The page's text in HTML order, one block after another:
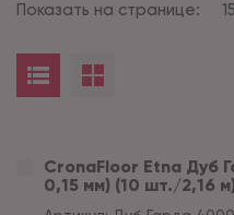
Показать на странице: 15
CronaFloor Etna Дуб
0,15 мм) (10 шт./2,16 м)